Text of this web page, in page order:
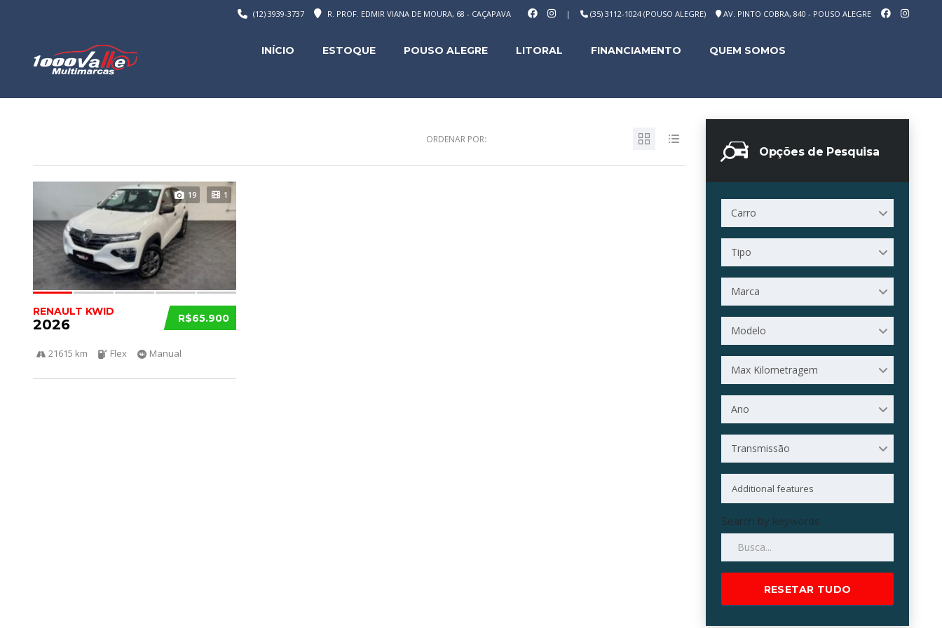
| (35) 3112-1024 (POUSO ALEGRE) AV. PINTO COBRA, 840 - POUSO ALEGRE
R. PROF. EDMIR VIANA DE MOURA, 68 - CAÇAPAVA
(12) 3939-3737
INÍCIO ESTOQUE POUSO ALEGRE LITORAL FINANCIAMENTO QUEM SOMOS
Opções de Pesquisa
Carro
Tipo
Marca
Modelo
Max Kilometragem
Ano
Transmissão
Search by keywords
RESETAR TUDO
ORDENAR POR:
19 1
R$65.900
RENAULT KWID
2026
21615 km Flex Manual